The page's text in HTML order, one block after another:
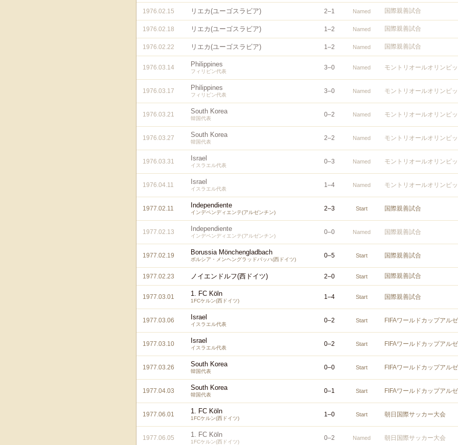
1976.02.15 リエカ(ユーゴスラビア) 2–1 Named 国際親善試合
1976.02.18 リエカ(ユーゴスラビア) 1–2 Named 国際親善試合
1976.02.22 リエカ(ユーゴスラビア) 1–2 Named 国際親善試合
1976.03.14 Philippines
フィリピン代表
3–0 Named モントリオールオリンピ
1976.03.17 Philippines
フィリピン代表
3–0 Named モントリオールオリンピ
1976.03.21 South Korea
韓国代表
0–2 Named モントリオールオリンピ
1976.03.27 South Korea
韓国代表
2–2 Named モントリオールオリンピ
1976.03.31 Israel
イスラエル代表
0–3 Named モントリオールオリンピ
1976.04.11 Israel
イスラエル代表
1–4 Named モントリオールオリンピ
1977.02.11 Independiente
インデペンディエンテ(アルゼンチン)
2–3 Start 国際親善試合
1977.02.13 Independiente
インデペンディエンテ(アルゼンチン)
0–0 Named 国際親善試合
1977.02.19 Borussia Mönchengladbach
ボルシア・メンヘングラッドバッハ(西ドイツ)
0–5 Start 国際親善試合
1977.02.23 ノイエンドルフ(西ドイツ) 2–0 Start 国際親善試合
1977.03.01 1. FC Köln
1FCケルン(西ドイツ)
1–4 Start 国際親善試合
1977.03.06 Israel
イスラエル代表
0–2 Start FIFAワールドカップアル
1977.03.10 Israel
イスラエル代表
0–2 Start FIFAワールドカップアル
1977.03.26 South Korea
韓国代表
0–0 Start FIFAワールドカップアル
1977.04.03 South Korea
韓国代表
0–1 Start FIFAワールドカップアル
1977.06.01 1. FC Köln
1FCケルン(西ドイツ)
1–0 Start 朝日国際サッカー大会
1977.06.05 1. FC Köln
1FCケルン(西ドイツ)
0–2 Named 朝日国際サッカー大会